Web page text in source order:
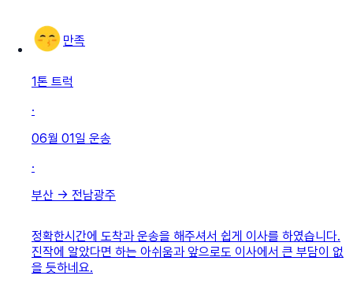
만족
1톤 트럭
·
06월 01일 운송
·
부산 → 전남광주
정확한시간에 도착과 운송을 해주셔서 쉽게 이사를 하였습니다.
진작에 알았다면 하는 아쉬움과 앞으로도 이사에서 큰 부담이 없
을 듯하네요.